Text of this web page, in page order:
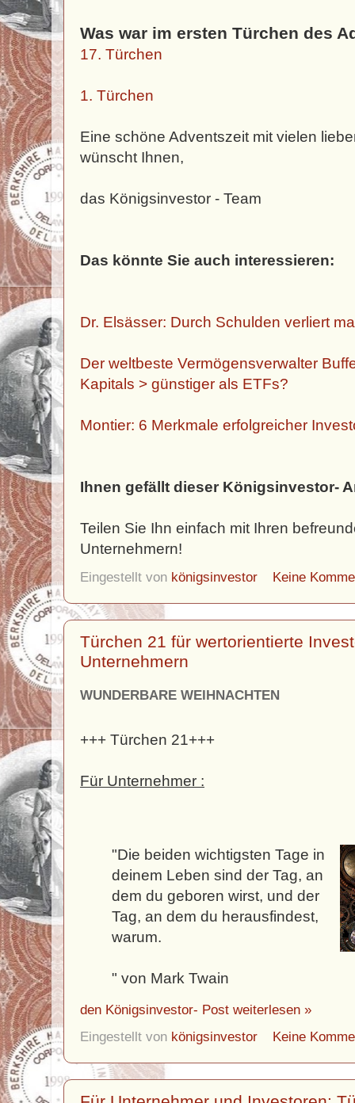
Was war im ersten Türchen des
17. Türchen
1. Türchen
Eine schöne Adventszeit mit vielen
wünscht Ihnen,
das Königsinvestor - Team
Das könnte Sie auch interessieren:
Dr. Elsässer: Durch Schulden verliert
Der weltbeste Vermögensverwalter
Kapitals > günstiger als ETFs?
Montier: 6 Merkmale erfolgreicher
Ihnen gefällt dieser Königsinvestor-
Teilen Sie Ihn einfach mit Ihren
Unternehmern!
Eingestellt von königsinvestor Keine
Türchen 21 für wertorientierte
Unternehmern
WUNDERBARE WEIHNACHTEN
+++ Türchen 21+++
Für Unternehmer :
"Die beiden wichtigsten Tage in
deinem Leben sind der Tag, an
dem du geboren wirst, und der
Tag, an dem du herausfindest,
warum.
" von Mark Twain
den Königsinvestor- Post weiterlesen »
Eingestellt von königsinvestor Keine